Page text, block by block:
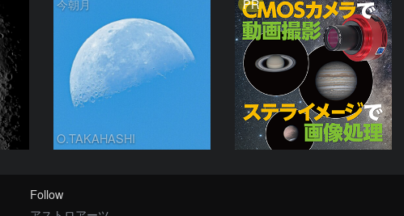
今朝月
O.TAKAHASHI
PR
Follow